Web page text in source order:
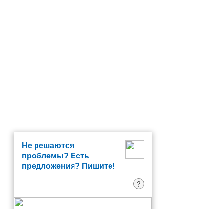
Не решаются
проблемы? Есть
предложения? Пишите!
?